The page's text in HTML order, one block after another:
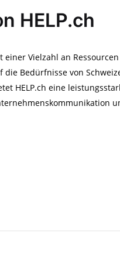
HELP.ch
einer Vielzahl an
die Bedürfnisse von
HELP.ch eine